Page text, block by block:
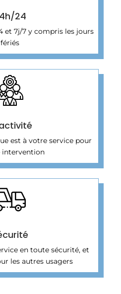
24
et 7j/7 y compris les jours
fériés
est à votre service pour
intervention
en toute sécurité, et
les autres usagers